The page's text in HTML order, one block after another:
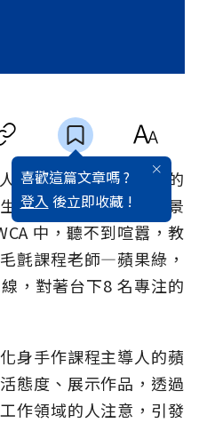
喜歡這篇文章嗎 ?
登入 後立即收藏 !
聲正鼎沸，趕著回家的
，交織出忙碌的城市景
中，聽不到喧囂，教
氈課程老師—蘋果綠，
，對著台下8 名專注的
身手作課程主導人的蘋
態度、展示作品，透過
作領域的人注意，引發